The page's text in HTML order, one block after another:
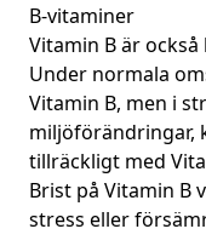
B-vitaminer
Vitamin B är också
Under normala
Vitamin B, men i
miljöförändringar,
tillräckligt med
Brist på Vitamin B
stress eller